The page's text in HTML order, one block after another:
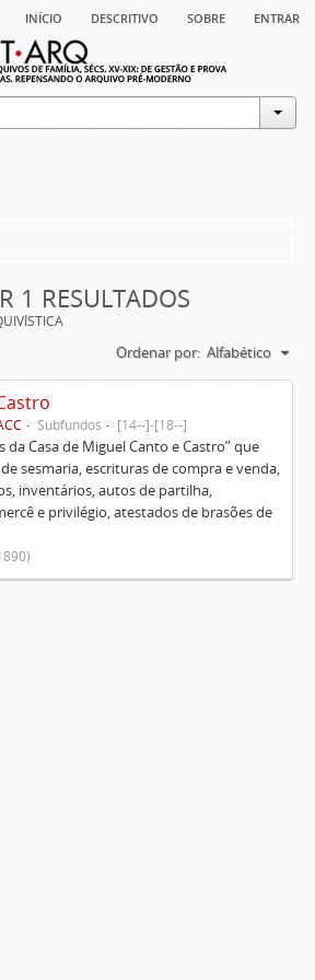
início descritivo sobre entrar
1 RESULTADOS
Ordenar por: Alfabético
Subfundos [14--]-[18--]
da Casa de Miguel Canto e Castro” que
sesmaria, escrituras de compra e venda,
inventários, autos de partilha,
e privilégio, atestados de brasões de